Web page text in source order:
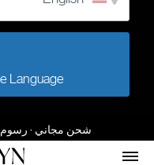
شحن مجاني · رسوم